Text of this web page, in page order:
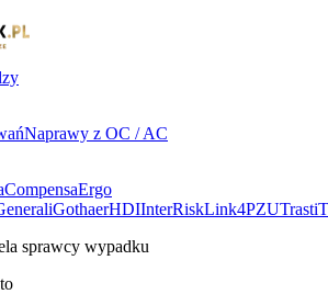
Naprawy z OC / AC
CompensaErgo
GothaerHDIInterRiskLink4PZUTrasti
sprawcy wypadku